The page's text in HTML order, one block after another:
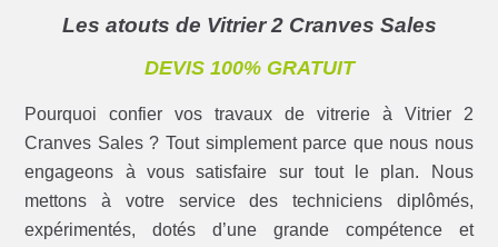
Les atouts de Vitrier 2 Cranves Sales
DEVIS 100% GRATUIT
Pourquoi confier vos travaux de vitrerie à Vitrier 2
Cranves Sales ? Tout simplement parce que nous nous
engageons à vous satisfaire sur tout le plan. Nous
mettons à votre service des techniciens diplômés,
expérimentés, dotés d’une grande compétence et